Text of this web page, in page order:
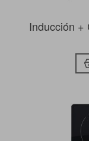
Inducción +